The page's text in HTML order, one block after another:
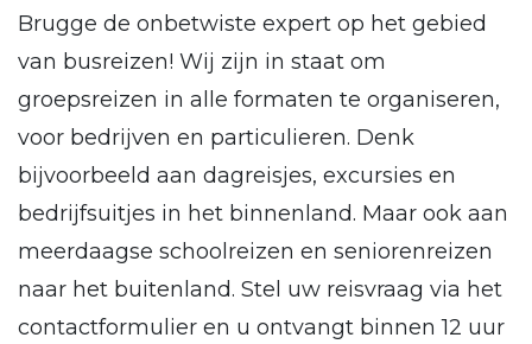
Brugge de onbetwiste expert op het gebied
van busreizen! Wij zijn in staat om
groepsreizen in alle formaten te organiseren,
voor bedrijven en particulieren. Denk
bijvoorbeeld aan dagreisjes, excursies en
bedrijfsuitjes in het binnenland. Maar ook aan
meerdaagse schoolreizen en seniorenreizen
naar het buitenland. Stel uw reisvraag via het
contactformulier en u ontvangt binnen 12 uur